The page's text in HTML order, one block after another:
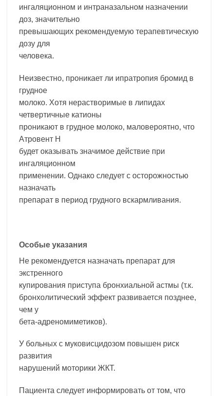
ингаляционном и интраназальном назначении
доз, значительно
превышающих рекомендуемую терапевтическую
дозу для
человека.
Неизвестно, проникает ли ипратропия бромид в
грудное
молоко. Хотя нерастворимые в липидах
четвертичные катионы
проникают в грудное молоко, маловероятно, что
Атровент Н
будет оказывать значимое действие при
ингаляционном
применении. Однако следует с осторожностью
назначать
препарат в период грудного вскармливания.
Особые указания
Не рекомендуется назначать препарат для
экстренного
купирования приступа бронхиальной астмы (т.к.
бронхолитический эффект развивается позднее,
чем у
бета-адреномиметиков).
У больных с муковисцидозом повышен риск
развития
нарушений моторики ЖКТ.
Пациента следует информировать от том, что